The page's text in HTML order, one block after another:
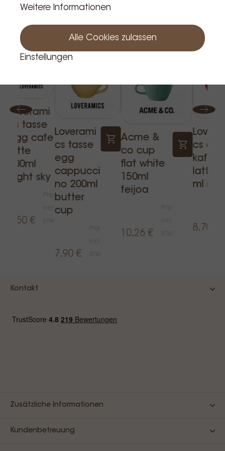
Verwandte Produkte
Loverami
cs tasse
egg cafe
latte
300ml
night sky
9,50 €
Loverami
cs tasse
egg
cappucci
no 200ml
butter
cup
7,90 €
Acme &
co cup
flat white
150ml
feijoa
10,26 €
cs cup
kaffee
latte
ml rot
8,70 €
Kontakt
Zusätzliche Informationen
Kundenbetreuung
Weitere Informationen
Alle Cookies zulassen
Einstellungen